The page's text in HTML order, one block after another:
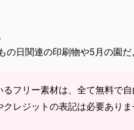
日関連の印刷物や5月の園だ
るフリー素材は、全て無料で
クレジットの表記は必要あり